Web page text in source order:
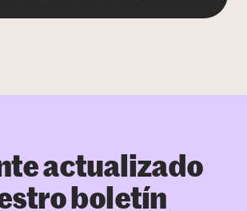
actualizado
boletín